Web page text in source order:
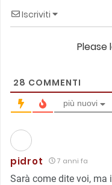
Iscriviti
28 COMMENTI
più nuovi
pidrot 7 anni fa
Sarà come dite voi, ma